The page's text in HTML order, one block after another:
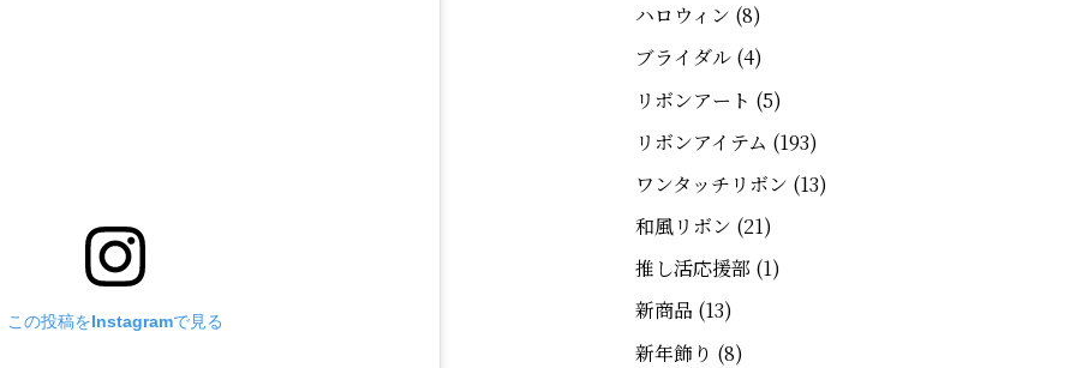
この投稿をInstagramで見る
ハロウィン (8)
ブライダル(4)
リボンアート (5)
リボンアイテム (193)
ワンタッチリボン (13)
和風リボン (21)
推し活応援部 (1)
新商品 (13)
新年飾り (8)